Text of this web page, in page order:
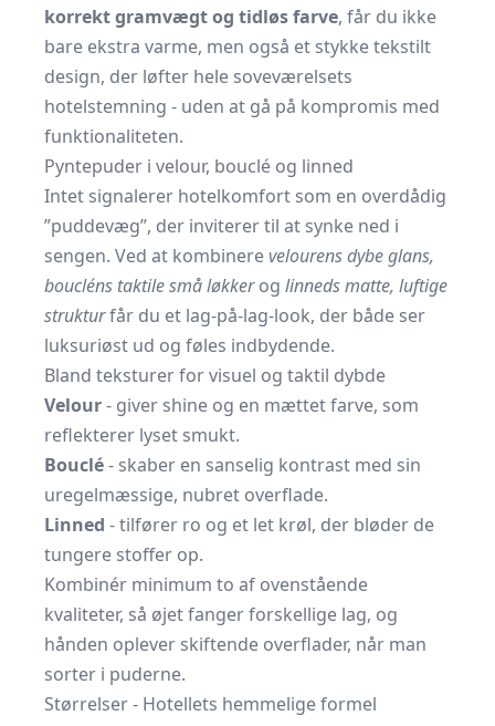
korrekt gramvægt og tidløs farve, får du ikke
bare ekstra varme, men også et stykke tekstilt
design, der løfter hele soveværelsets
hotelstemning - uden at gå på kompromis med
funktionaliteten.
Pyntepuder i velour, bouclé og linned
Intet signalerer hotelkomfort som en overdådig
”puddevæg”, der inviterer til at synke ned i
sengen. Ved at kombinerevelourens dybe glans,
boucléns taktile små løkkerog linneds matte, luftige
strukturfår du et lag-på-lag-look, der både ser
luksuriøst ud og føles indbydende.
Bland teksturer for visuel og taktil dybde
Velour- giver shine og en mættet farve, som
reflekterer lyset smukt.
Bouclé- skaber en sanselig kontrast med sin
uregelmæssige, nubret overflade.
Linned - tilfører ro og et let krøl, der bløder de
tungere stoffer op.
Kombinér minimum to af ovenstående
kvaliteter, så øjet fanger forskellige lag, og
hånden oplever skiftende overflader, når man
sorter i puderne.
Størrelser - Hotellets hemmelige formel